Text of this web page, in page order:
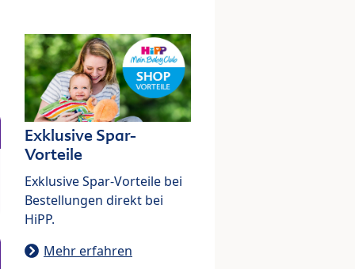
Exklusive Spar-
Vorteile
Exklusive Spar-Vorteile bei
Bestellungen direkt bei
HiPP.
Mehr erfahren